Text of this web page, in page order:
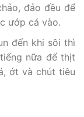
đảo đều để
ướp cá vào.
đến khi sôi thì
nữa để thịt
ớt và chút tiêu